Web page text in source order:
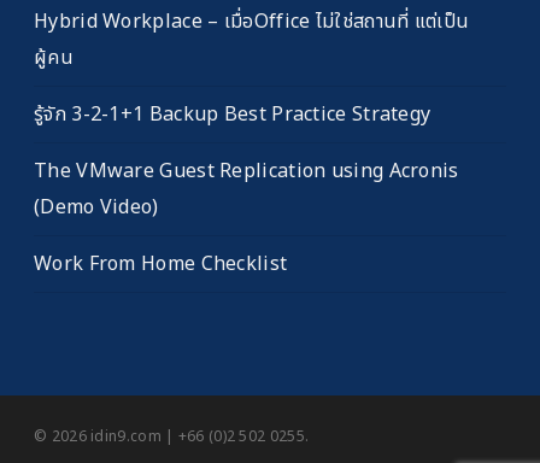
Hybrid Workplace – เมื่อOffice ไม่ใช่สถานที่ แต่เป็น
ผู้คน
รู้จัก 3-2-1+1 Backup Best Practice Strategy
The VMware Guest Replication using Acronis
(Demo Video)
Work From Home Checklist
© 2026 idin9.com | +66 (0)2 502 0255.